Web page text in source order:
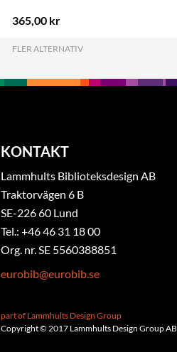
365,00 kr
FLER ALTERNATIV
KONTAKT
Lammhults Biblioteksdesign AB
Traktorvägen 6 B
SE-226 60 Lund
Tel.: +46 46 31 18 00
Org. nr. SE 5560388851
eurobib@eurobib.se
part of Lammhults Design Group
Copyright © 2017 Lammhults Design Group AB